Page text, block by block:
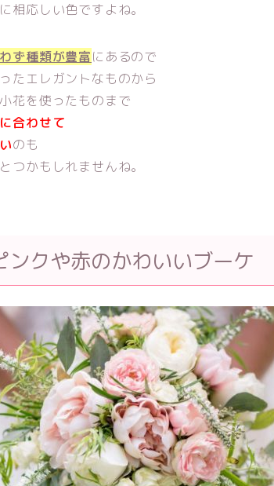
相応しい色ですよね。
ず種類が豊富にあるので
たエレガントなものから
花を使ったものまで
合わせて
のも
つかもしれませんね。
ンクや赤のかわいいブーケ